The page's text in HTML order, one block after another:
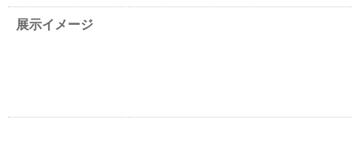
展示イメージ